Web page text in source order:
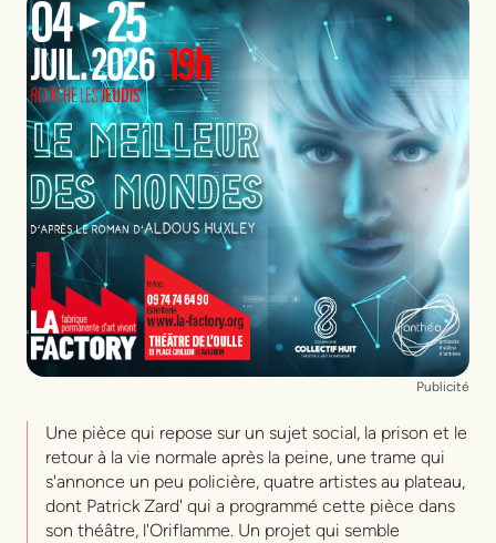
Publicité
Une pièce qui repose sur un sujet social, la prison et le
retour à la vie normale après la peine, une trame qui
s'annonce un peu policière, quatre artistes au plateau,
dont Patrick Zard' qui a programmé cette pièce dans
son théâtre, l'Oriflamme. Un projet qui semble